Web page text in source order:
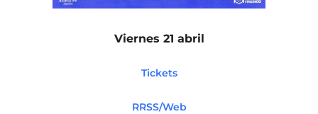
Viernes 21 abril
Tickets
RRSS/Web